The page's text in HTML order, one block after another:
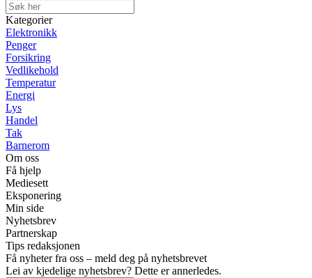
Kategorier
Elektronikk
Penger
Forsikring
Vedlikehold
Temperatur
Energi
Lys
Handel
Tak
Barnerom
Om oss
Få hjelp
Mediesett
Eksponering
Min side
Nyhetsbrev
Partnerskap
Tips redaksjonen
Få nyheter fra oss – meld deg på nyhetsbrevet
Lei av kjedelige nyhetsbrev? Dette er annerledes.